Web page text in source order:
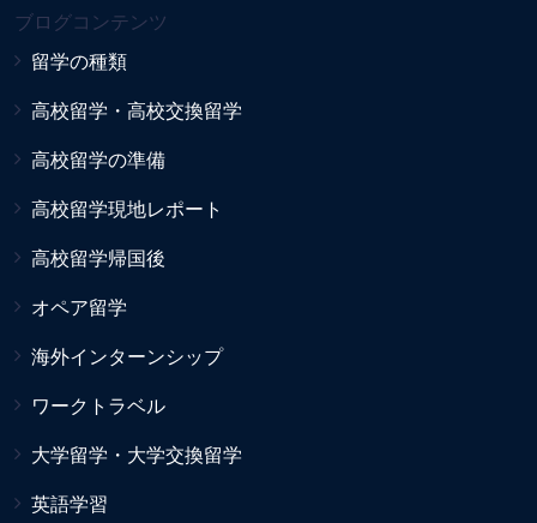
ブログコンテンツ
留学の種類
高校留学・高校交換留学
高校留学の準備
高校留学現地レポート
高校留学帰国後
オペア留学
海外インターンシップ
ワークトラベル
大学留学・大学交換留学
英語学習